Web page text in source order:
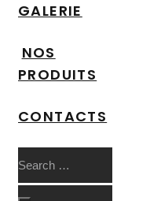
GALERIE
NOS
PRODUITS
CONTACTS